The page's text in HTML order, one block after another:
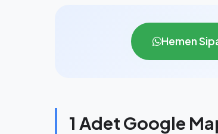
Hemen
1 Adet Google